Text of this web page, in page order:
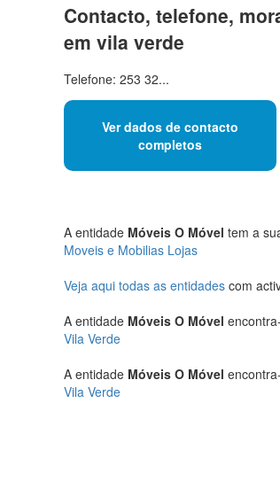
Contacto, telefone,
em vila verde
Telefone: 253 32...
Ver dados de contacto
completos
A entidade Móveis O Móvel tem a
Moveis e Mobilias Lojas
Veja aqui todas as entidades com
A entidade Móveis O Móvel
Vila Verde
A entidade Móveis O Móvel
Vila Verde